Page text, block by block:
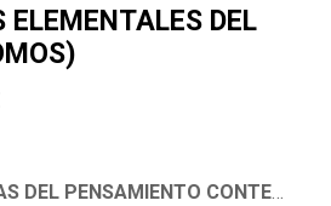
ELEMENTALES DEL
PENSAMIENTO CONTEMPORÁNEO